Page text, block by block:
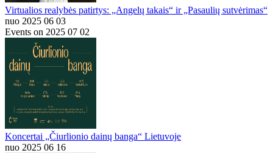
Virtualios realybės patirtys: „Angelų takais“ ir „Pasaulių sutvėrimas“
nuo 2025 06 03
Events on 2025 07 02
Koncertai „Čiurlionio dainų banga“ Lietuvoje
nuo 2025 06 16